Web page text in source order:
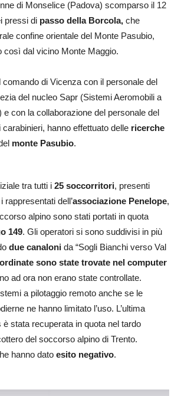
di Monselice (Padova) scomparso il 12
pressi di passo della Borcola, che
confine orientale del Monte Pasubio,
così dal vicino Monte Maggio.
comando di Vicenza con il personale del
del nucleo Sapr (Sistemi Aeromobili a
e con la collaborazione del personale del
hanno effettuato delle ricerche
monte Pasubio.
tra tutti i 25 soccorritori, presenti
rappresentati dell’associazione Penelope,
alpino sono stati portati in quota
149. Gli operatori si sono suddivisi in più
due canaloni da “Sogli Bianchi verso Val
sono state trovate nel computer
ad ora non erano state controllate.
a pilotaggio remoto anche se le
ne hanno limitato l’uso. L’ultima
stata recuperata in quota nel tardo
del soccorso alpino di Trento.
hanno dato esito negativo.